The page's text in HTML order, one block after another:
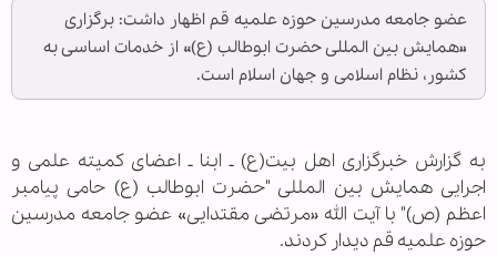
عضو جامعه مدرسین حوزه علمیه قم اظهار داشت: برگزاری
«همایش بین المللی حضرت ابوطالب (ع)» از خدمات اساسی به
کشور، نظام اسلامی و جهان اسلام است.
به گزارش خبرگزاری اهل بیت(ع) ـ ابنا ـ اعضای کمیته علمی و
اجرایی همایش بین المللی "حضرت ابوطالب (ع) حامی پیامبر
اعظم (ص)" با آیت الله «مرتضی مقتدایی» عضو جامعه مدرسین
حوزه علمیه قم دیدار کردند.